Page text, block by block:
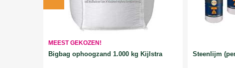
MEEST GEKOZEN!
Bigbag ophoogzand 1.000 kg Kijlstra Steenlijm